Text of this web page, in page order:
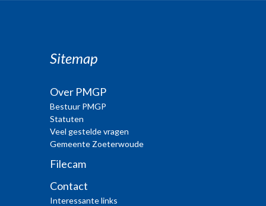
Sitemap
Over PMGP
Bestuur PMGP
Statuten
Veel gestelde vragen
Gemeente Zoeterwoude
Filecam
Contact
Interessante links